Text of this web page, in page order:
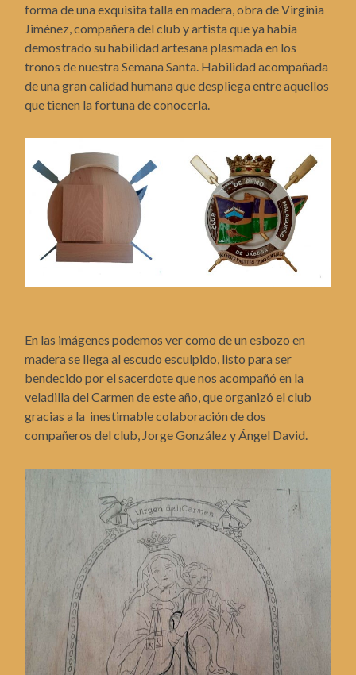
forma de una exquisita talla en madera, obra de Virginia
Jiménez, compañera del club y artista que ya había
demostrado su habilidad artesana plasmada en los
tronos de nuestra Semana Santa. Habilidad acompañada
de una gran calidad humana que despliega entre aquellos
que tienen la fortuna de conocerla.
En las imágenes podemos ver como de un esbozo en
madera se llega al escudo esculpido, listo para ser
bendecido por el sacerdote que nos acompañó en la
veladilla del Carmen de este año, que organizó el club
gracias a la inestimable colaboración de dos
compañeros del club, Jorge González y Ángel David.